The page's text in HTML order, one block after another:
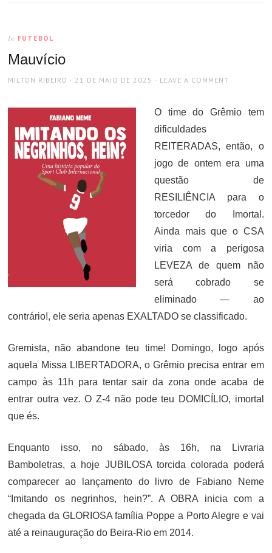
In FUTEBOL
Mauvício
AUTHOR
MILTON RIBEIRO
POSTED
21 DE MAIO DE 2025 LEAVE A COMMENT
O time do Grêmio tem
dificuldades
REITERADAS, então, o
jogo de ontem era uma
questão de
RESILIÊNCIA para o
torcedor do Imortal.
Ainda mais que o CSA
viria com a perigosa
LEVEZA de quem não
será cobrado se
eliminado — ao
contrário!, ele seria apenas EXALTADO se classificado.
Gremista, não abandone teu time! Domingo, logo após
aquela Missa LIBERTADORA, o Grêmio precisa entrar em
campo às 11h para tentar sair da zona onde acaba de
entrar outra vez. O Z-4 não pode teu DOMICÍLIO, imortal
que és.
Enquanto isso, no sábado, às 16h, na Livraria
Bamboletras, a hoje JUBILOSA torcida colorada poderá
comparecer ao lançamento do livro de Fabiano Neme
“Imitando os negrinhos, hein?”. A OBRA inicia com a
chegada da GLORIOSA família Poppe a Porto Alegre e vai
até a reinauguração do Beira-Rio em 2014.